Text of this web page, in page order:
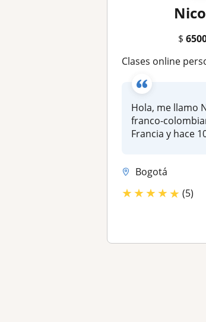
$
Clases online personalizadas con profesor nativo
Hola, me llamo
franco-
Francia y hace
Bogotá
★★★★★ (5)